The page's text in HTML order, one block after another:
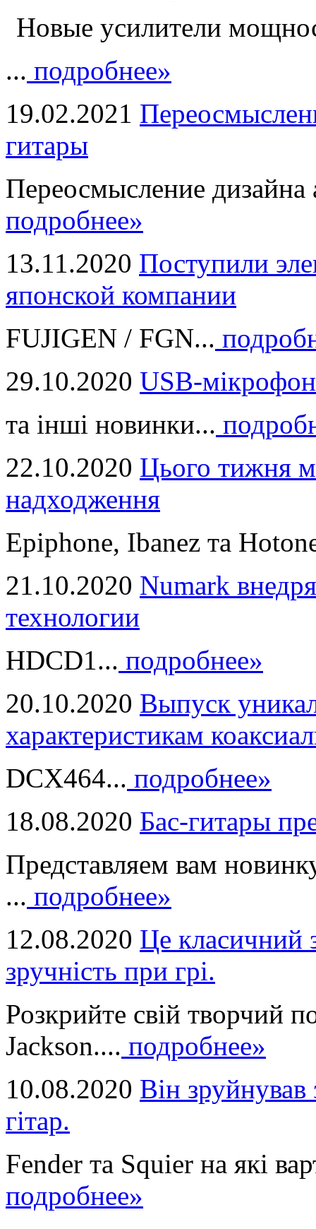
Новые усилители
... подробнее»
19.02.2021
гитары
Переосмысление дизайна
подробнее»
13.11.2020 Поступили
японской компании
FUJIGEN / FGN...
29.10.2020 USB-
та інші новинки...
22.10.2020 Цього тижня
надходження
Epiphone, Ibanez та
21.10.2020 Numark
технологии
HDCD1... подробнее»
20.10.2020 Выпуск
характеристикам
DCX464... подробнее»
18.08.2020 Бас-гитары
Представляем вам
... подробнее»
12.08.2020 Це класичний
зручність при грі.
Розкрийте свій творчий
Jackson.... подробнее»
10.08.2020 Він
гітар.
Fender та Squier на які
подробнее»